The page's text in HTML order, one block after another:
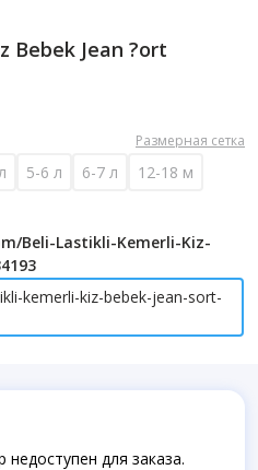
Bebek Jean ?ort
Размерная сетка
5-6 л 6-7 л
12-18 м
beli-Lastikli-Kemerli-Kiz-
kemerli-kiz-bebek-jean-sort-
для заказа.